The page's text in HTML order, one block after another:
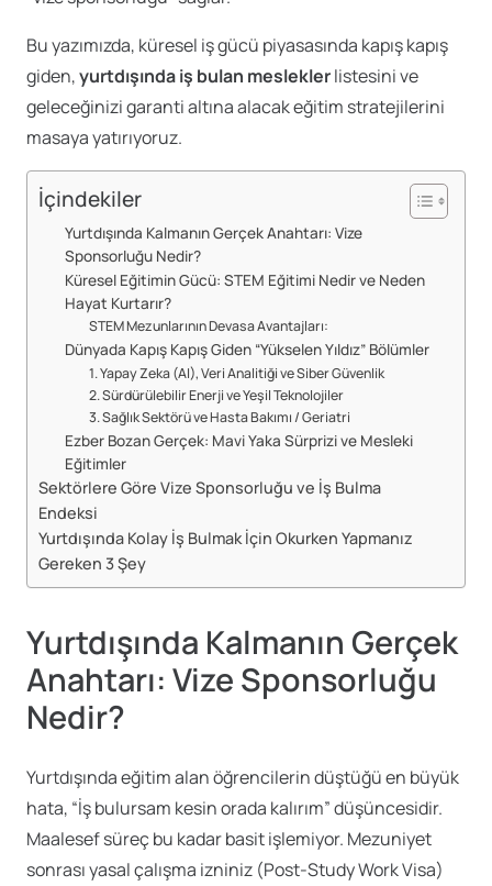
Bu yazımızda, küresel iş gücü piyasasında kapış kapış
giden,yurtdışında iş bulan mesleklerlistesini ve
geleceğinizi garanti altına alacak eğitim stratejilerini
masaya yatırıyoruz.
İçindekiler
Yurtdışında Kalmanın Gerçek Anahtarı: Vize
Sponsorluğu Nedir?
Küresel Eğitimin Gücü: STEM Eğitimi Nedir ve Neden
Hayat Kurtarır?
STEM Mezunlarının Devasa Avantajları:
Dünyada Kapış Kapış Giden “Yükselen Yıldız” Bölümler
1. Yapay Zeka (AI), Veri Analitiği ve Siber Güvenlik
2. Sürdürülebilir Enerji ve Yeşil Teknolojiler
3. Sağlık Sektörü ve Hasta Bakımı / Geriatri
Ezber Bozan Gerçek: Mavi Yaka Sürprizi ve Mesleki
Eğitimler
Sektörlere Göre Vize Sponsorluğu ve İş Bulma
Endeksi
Yurtdışında Kolay İş Bulmak İçin Okurken Yapmanız
Gereken 3 Şey
Yurtdışında Kalmanın Gerçek
Anahtarı: Vize Sponsorluğu
Nedir?
Yurtdışında eğitim alan öğrencilerin düştüğü en büyük
hata, “İş bulursam kesin orada kalırım” düşüncesidir.
Maalesef süreç bu kadar basit işlemiyor. Mezuniyet
sonrası yasal çalışma izniniz (Post-Study Work Visa)